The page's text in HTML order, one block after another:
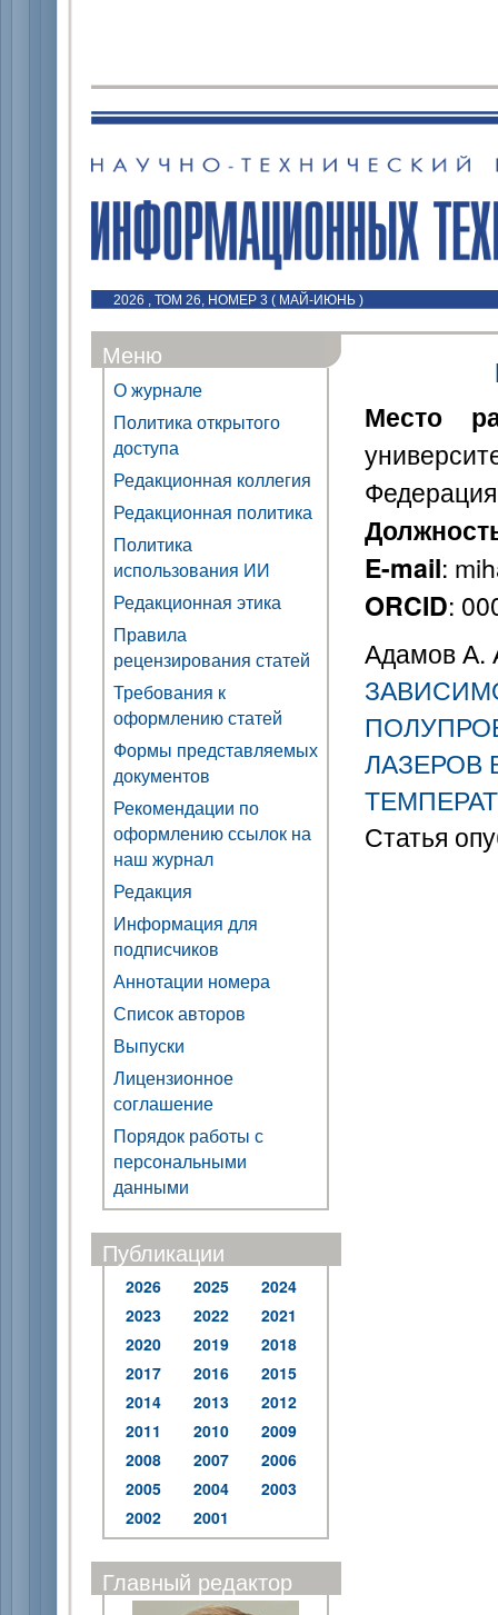
2026 , ТОМ 26, НОМЕР 3 ( МАЙ-ИЮНЬ )
Меню
О журнале
Политика открытого
доступа
Редакционная коллегия
Редакционная политика
Политика
использования ИИ
Редакционная этика
Правила
рецензирования статей
Требования к
оформлению статей
Формы представляемых
документов
Рекомендации по
оформлению ссылок на
наш журнал
Редакция
Информация для
подписчиков
Аннотации номера
Список авторов
Выпуски
Лицензионное
соглашение
Порядок работы с
персональными
данными
Публикации
2026 2025
2024
2023
2022
2021
2020
2019
2018
2017
2016
2015
2014
2013
2012
2011
2010
2009
2008
2007
2006
2005
2004
2003
2002
2001
Главный редактор
Место
Федерация
E-mail:
ORCID:
Адамов А.
ЛАЗЕРОВ
Статья